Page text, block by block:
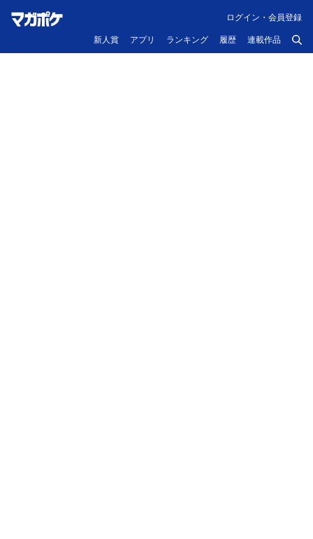
新人賞 アプリ ランキング 履歴 連載作品
ログイン・会員登録